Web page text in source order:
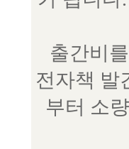
출간비
전자책 발
부터 소